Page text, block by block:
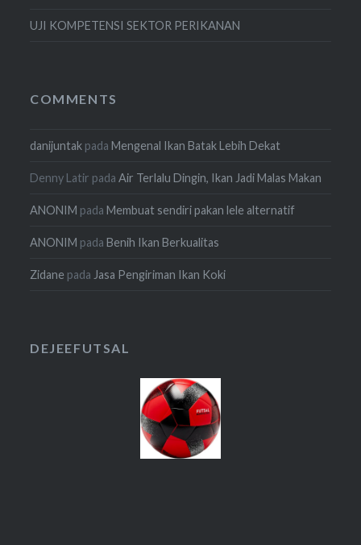
UJI KOMPETENSI SEKTOR PERIKANAN
COMMENTS
danijuntak padaMengenal Ikan Batak Lebih Dekat
Denny Latir padaAir Terlalu Dingin, Ikan Jadi Malas Makan
ANONIM padaMembuat sendiri pakan lele alternatif
ANONIM padaBenih Ikan Berkualitas
Zidane pada Jasa Pengiriman Ikan Koki
DEJEEFUTSAL